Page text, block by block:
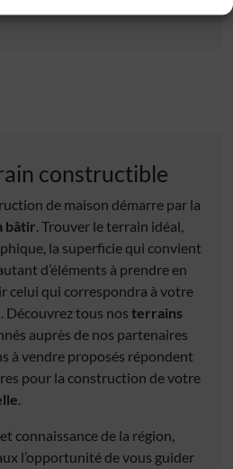
constructible
de maison démarre par la
bâtir. Trouver le terrain idéal,
la superficie qui convient
d’éléments à prendre en
celui qui correspondra à votre
. Découvrez tous nos terrains
auprès de nos partenaires
à vendre proposés répondent
pour la construction de votre
.
connaissance de la région,
l’opportunité de vous guider